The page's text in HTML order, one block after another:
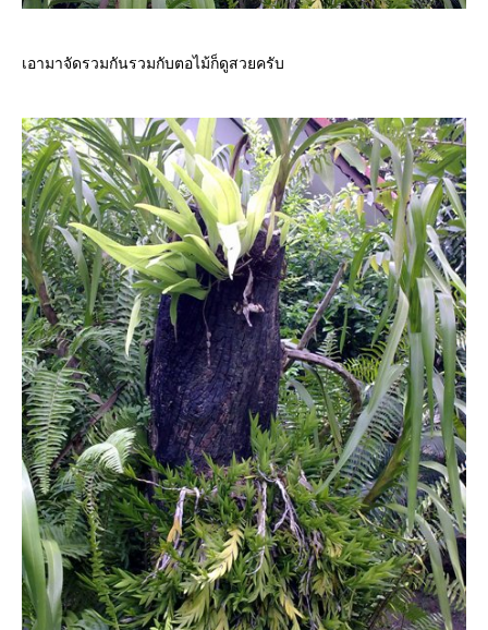
เอามาจัดรวมกันรวมกับตอไม้ก็ดูสวยครับ